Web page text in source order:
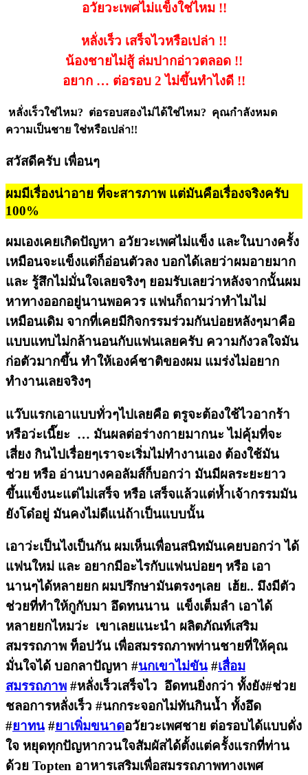
อวัยวะเพศไม่แข็งใช่ไหม !!
หลั่งเร็ว เสร็จไวหรือเปล่า !!
น้องชายไม่สู้ ล่มปากอ่าวตลอด !!
อยาก … ต่อรอบ 2 ไม่ขึ้นทำไงดี !!
หลั่งเร็วใช่ไหม? ต่อรอบสองไม่ได้ใช่ไหม? คุณกำลังหมด
ความเป็นชาย ใช่หรือเปล่า!!
สวัสดีครับ เพื่อนๆ
ผมมีเรื่องน่าอาย ที่จะสารภาพ แต่มันคือเรื่องจริงครับ
100%
ผมเองเคยเกิดปัญหา อวัยวะเพศไม่แข็ง และในบางครั้ง
เหมือนจะแข็งแต่ก็อ่อนตัวลง บอกได้เลยว่าผมอายมาก
และ รู้สึกไม่มั่นใจเลยจริงๆ ยอมรับเลยว่าหลังจากนั้นผม
หาทางออกอยู่นานพอควร แฟนก็ถามว่าทำไมไม่
เหมือนเดิม จากที่เคยมีกิจกรรมร่วมกันบ่อยหลังๆมาคือ
แบบแทบไม่กล้านอนกับแฟนเลยครับ ความกังวลใจมัน
ก่อตัวมากขึ้น ทำให้เองค์ชาติของผม แมร่งไม่อยาก
ทำงานเลยจริงๆ
แว๊บแรกเอาแบบทั่วๆไปเลยคือ ตรูจะต้องใช้ไวอากร้า
หรือว่ะเนี๊ยะ … มันผลต่อร่างกายมากนะ ไม่คุ้มที่จะ
เสี่ยง กินไปเรื่อยๆเราจะเริ่มไม่ทำงานเอง ต้องใช้มัน
ช่วย หรือ อ่านบางคอลัมส์ก็บอกว่า มันมีผลระยะยาว
ขึ้นแข็งนะแต่ไม่เสร็จ หรือ เสร็จแล้วแต่ห้ำเจ้ากรรมมัน
ยังโด๋อยู่ มันคงไม่ดีแน่ถ้าเป็นแบบนั้น
เอาว่ะเป็นไงเป็นกัน ผมเห็นเพื่อนสนิทมันเคยบอกว่า ได้
แฟนใหม่ และ อยากมีอะไรกับแฟนบ่อยๆ หรือ เอา
นานๆได้หลายยก ผมปรึกษามันตรงๆเลย เฮ้ย.. มึงมีตัว
ช่วยที่ทำให้กูกับมา อึดทนนาน แข็งเต็มลำ เอาได้
หลายยกไหมว่ะ เขาเลยแนะนำ ผลิตภัณท์เสริม
สมรรถภาพ ท็อปวัน เพื่อสมรรถภาพท่านชายที่ให้คุณ
มั่นใจได้ บอกลาปัญหา #นกเขาไม่ขัน #เสื่อม
สมรรถภาพ #หลั่งเร็วเสร็จไว อึดทนยิ่งกว่า ทั้งยัง#ช่วย
ชลอการหลั่งเร็ว #นกกระจอกไม่ทันกินน้ำ ทั้งอึด
#ยาทน #ยาเพิ่มขนาดอวัยวะเพศชาย ต่อรอบได้แบบดั่ง
ใจ หยุดทุกปัญหากวนใจสัมผัสได้ตั้งแต่ครั้งแรกที่ท่าน
ด้วย Topten อาหารเสริมเพื่อสมรรถภาพทางเพศ